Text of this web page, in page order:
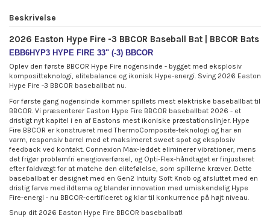
Beskrivelse
2026 Easton Hype Fire -3 BBCOR Baseball Bat | BBCOR Bats
EBB6HYP3 HYPE FIRE 33" (-3) BBCOR
Oplev den første BBCOR Hype Fire nogensinde - bygget med eksplosiv
kompositteknologi, elitebalance og ikonisk Hype-energi. Sving 2026 Easton
Hype Fire -3 BBCOR baseballbat nu.
For første gang nogensinde kommer spillets mest elektriske baseballbat til
BBCOR. Vi præsenterer Easton Hype Fire BBCOR baseballbat 2026 - et
dristigt nyt kapitel i en af Eastons mest ikoniske præstationslinjer. Hype
Fire BBCOR er konstrueret med ThermoComposite-teknologi og har en
varm, responsiv barrel med et maksimeret sweet spot og eksplosiv
feedback ved kontakt. Connexion Max-leddet eliminerer vibrationer, mens
det frigør problemfri energioverførsel, og Opti-Flex-håndtaget er finjusteret
efter faldvægt for at matche den elitefølelse, som spillerne kræver. Dette
baseballbat er designet med en Gen2 Intuity Soft Knob og afsluttet med en
dristig farve med ildtema og blander innovation med umiskendelig Hype
Fire-energi - nu BBCOR-certificeret og klar til konkurrence på højt niveau.
Snup dit 2026 Easton Hype Fire BBCOR baseballbat!